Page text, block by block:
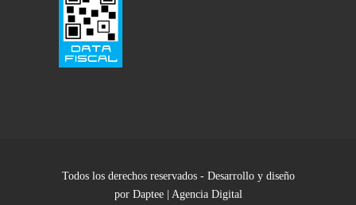
Todos los derechos reservados - Desarrollo y diseño
por Daptee | Agencia Digital